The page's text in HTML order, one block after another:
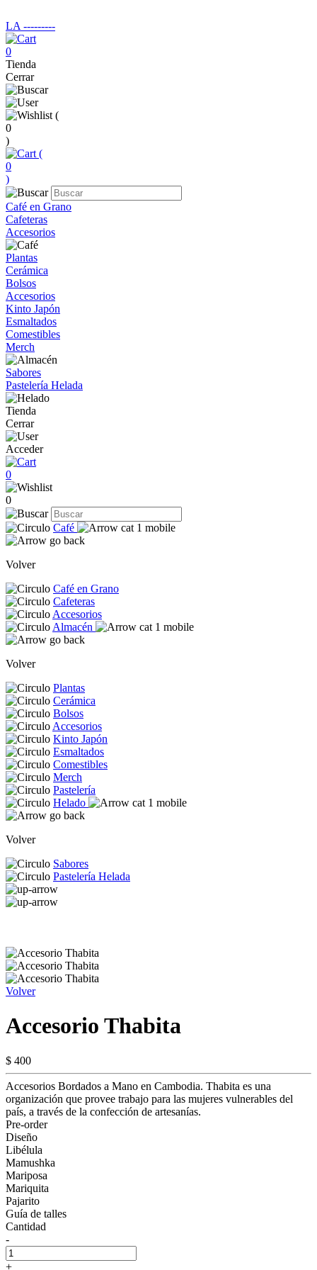
LA ‑‑‑‑‑‑‑‑‑
0
Tienda
Cerrar
(
0
)
(
0
)
Café en Grano
Cafeteras
Accesorios
Plantas
Cerámica
Bolsos
Accesorios
Kinto Japón
Esmaltados
Comestibles
Merch
Sabores
Pastelería Helada
Tienda
Cerrar
Acceder
0
0
Café
Volver
Café en Grano
Cafeteras
Accesorios
Almacén
Volver
Plantas
Cerámica
Bolsos
Accesorios
Kinto Japón
Esmaltados
Comestibles
Merch
Pastelería
Helado
Volver
Sabores
Pastelería Helada
Volver
Accesorio Thabita
$ 400
Accesorios Bordados a Mano en Cambodia. Thabita es una
organización que provee trabajo para las mujeres vulnerables del
país, a través de la confección de artesanías.
Pre-order
Diseño
Libélula
Mamushka
Mariposa
Mariquita
Pajarito
Guía de talles
Cantidad
-
+